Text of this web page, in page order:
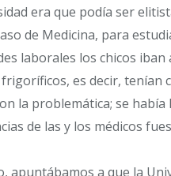
era que podía ser
de Medicina, para
laborales los chicos iban
es decir, tenían
la problemática; se había
de las y los médicos
apuntábamos a que la